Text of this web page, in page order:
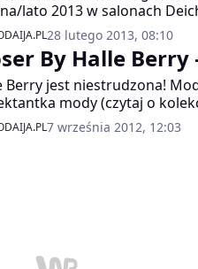
lato 2013 w salonach
28 lutego 2013, 08:10
By Halle Berry
Berry jest niestrudzona!
mody (czytaj o
Berry), teraz wypuszcza na
swoim nazwiskiem!
7 września 2012, 12:03